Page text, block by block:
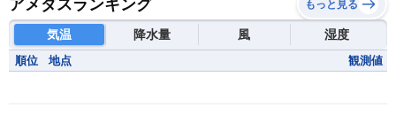
アメダスランキング もっと見る
気温 降水量 風 湿度
順位 地点 観測値